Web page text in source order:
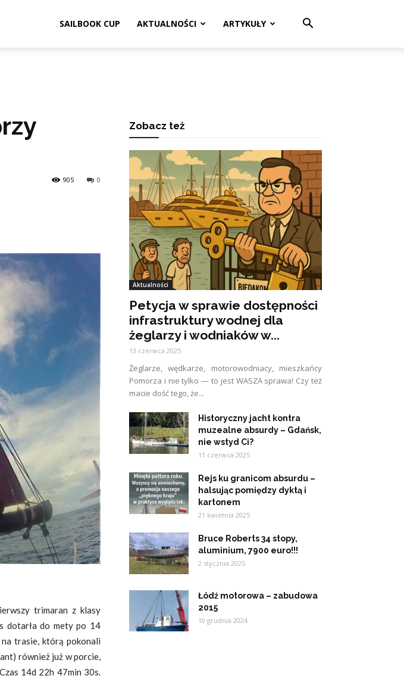
SAILBOOK CUP AKTUALNOŚCI ARTYKUŁY
0
905
trimaran z klasy
dotarła do mety po 14
trasie, którą pokonali
również już w porcie,
14d 22h 47min 30s.
Zobacz też
Aktualności
Petycja w sprawie dostępności
infrastruktury wodnej dla
żeglarzy i wodniaków w...
13 czerwca 2025
Żeglarze, wędkarze, motorowodniacy, mieszkańcy
Pomorza i nie tylko — to jest WASZA sprawa! Czy też
macie dość tego, że...
Historyczny jacht kontra
muzealne absurdy – Gdańsk,
nie wstyd Ci?
11 czerwca 2025
Rejs ku granicom absurdu –
halsując pomiędzy dyktą i
kartonem
21 kwietnia 2025
Bruce Roberts 34 stopy,
aluminium, 7900 euro!!!
2 stycznia 2025
Łódź motorowa – zabudowa
2015
10 grudnia 2024